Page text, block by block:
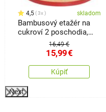
4,5 3x skladom
Bambusový etažér na
cukroví 2 poschodia,
16,49 €
15,99€
Kúpiť
Next